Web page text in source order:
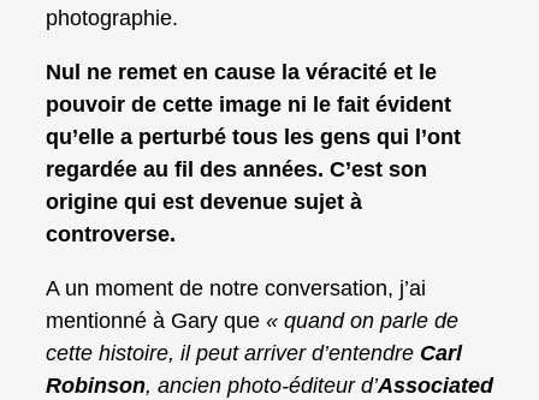
photographie.
Nul ne remet en cause la véracité et le
pouvoir de cette image ni le fait évident
qu’elle a perturbé tous les gens qui l’ont
regardée au fil des années. C’est son
origine qui est devenue sujet à
controverse.
A un moment de notre conversation, j’ai
mentionné à Gary que « quand on parle de
cette histoire, il peut arriver d’entendre Carl
Robinson, ancien photo-éditeur d’Associated